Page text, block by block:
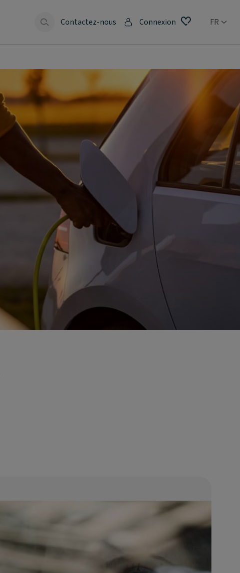
Contactez-nous Connexion FR